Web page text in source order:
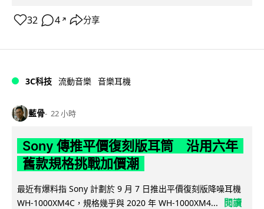
32 4 ↗ 分享
3C科技 流動音樂 音樂耳機
藍骨 22 小時
Sony 傳推平價復刻版耳筒 沿用六年
舊款規格挑戰加價潮
最近有爆料指 Sony 計劃於 9 月 7 日推出平價復刻版降噪耳機
WH-1000XM4C，規格幾乎與 2020 年 WH-1000XM4...
閱讀